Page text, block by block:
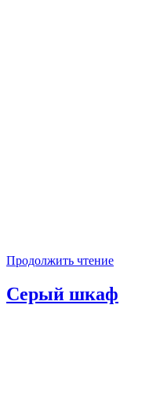
Продолжить чтение
Серый шкаф